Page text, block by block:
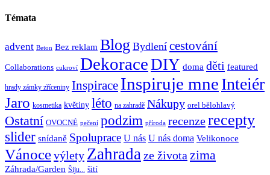
Témata
advent Beton Bez reklam Blog Bydlení cestování
Collaborations cukroví DekoraceDIY doma děti featured
hrady zámky zříceniny Inspirace Inspiruje mneInteiér
Jaro kosmetika květiny léto na zahradě Nákupy orel bělohlavý
Ostatní OVOCNÉ pečení podzim příroda recenzerecepty
slider snídaně Spoluprace U nás U nás doma Velikonoce
Vánocevýlety Zahradaze života zima
Záhrada/Garden Šiju... šití